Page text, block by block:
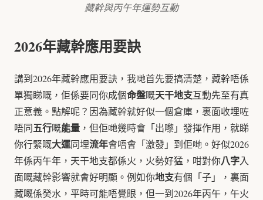
藏幹與丙午年運勢互動
2026年藏幹應用要訣
講到2026年藏幹應用要訣，我哋首先要搞清楚，藏幹唔係
單獨睇嘅，佢係要同你成個命盤嘅天干地支互動先至有真
正意義。點解呢？因為藏幹就好似一個倉庫，裏面收埋咗
唔同五行嘅能量 ，但佢哋幾時會「出嚟」發揮作用，就睇
你行緊嘅大運同埋流年會唔會「激發」到佢哋。好似2026
年係丙午年，天干地支都係火，火勢好猛，咁對你八字入
面嘅藏幹影響就會好明顯。例如你地支有個「子」，裏面
藏嘅係癸水，平時可能唔覺眼，但一到2026年丙午，午火